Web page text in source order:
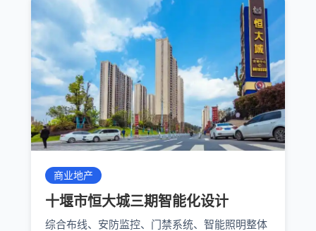
商业地产
十堰市恒大城三期智能化设计
综合布线、安防监控、门禁系统、智能照明整体